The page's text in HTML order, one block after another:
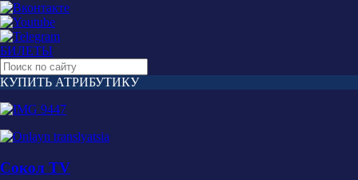
БИЛЕТЫ
КУПИТЬ АТРИБУТИКУ
Сокол TV